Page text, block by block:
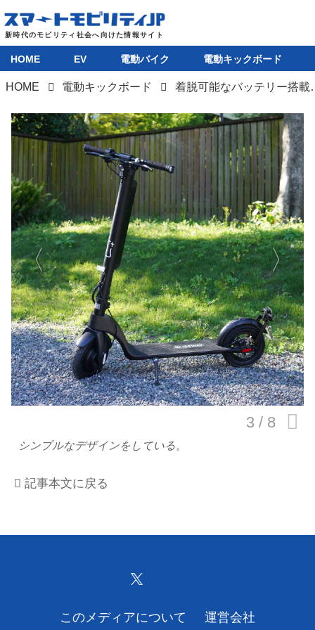
HOME
EV
電動バイク
電動キックボード
ライフスタイル
テクノロジー
このメディアについて
運営会社
利用規約
ライター名簿
お問い合せ
HOME EV 電動バイク 電動キックボード
HOME 電動キックボード 着脱可能なバ
シンプルなデザインをしている。
記事本文に戻る
このメディアについて 運営会社